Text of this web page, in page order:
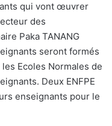
qui vont œuvrer
des
Paka TANANG
seront formés
Ecoles Normales de
Deux ENFPE
enseignants pour le